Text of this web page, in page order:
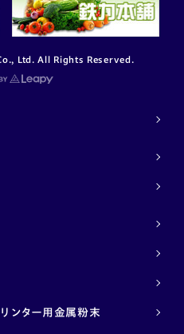
Ltd. All Rights Reserved.
リンター用金属粉末